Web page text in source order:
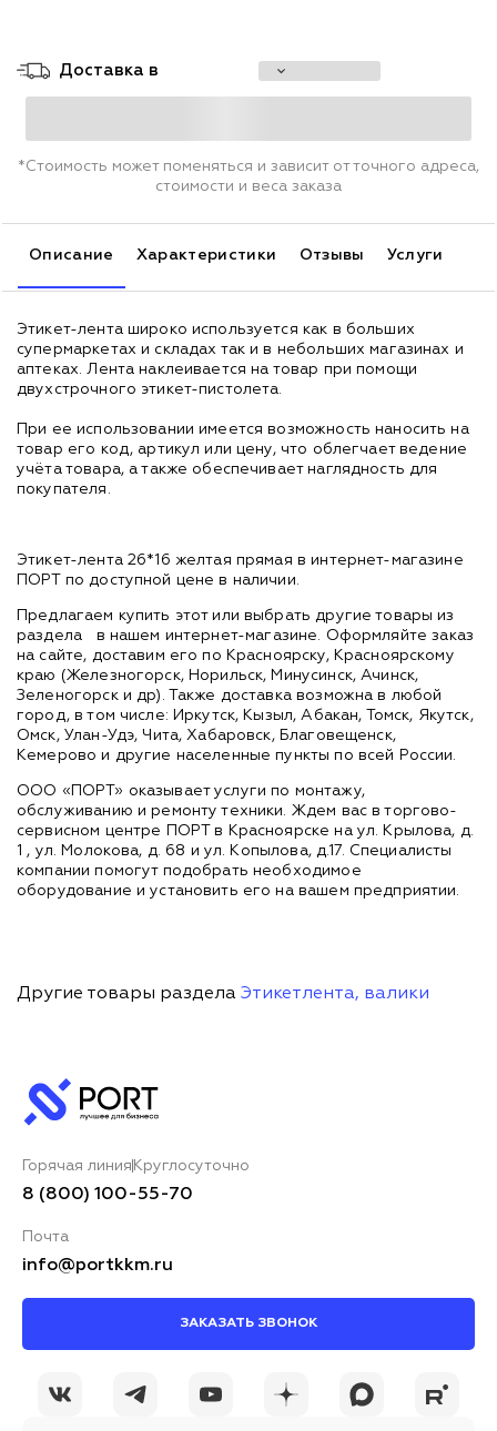
Доставка в
*Стоимость может поменяться и зависит от точного адреса,
стоимости и веса заказа
Описание Характеристики Отзывы Услуги
Этикет-лента широко используется как в больших
супермаркетах и складах так и в небольших магазинах и
аптеках. Лента наклеивается на товар при помощи
двухстрочного этикет-пистолета.
При ее использовании имеется возможность наносить на
товар его код, артикул или цену, что облегчает ведение
учёта товара, а также обеспечивает наглядность для
покупателя.
Этикет-лента 26*16 желтая прямая в интернет-магазине
ПОРТ по доступной цене в наличии.
Предлагаем купить этот или выбрать другие товары из
раздела
в нашем интернет-магазине. Оформляйте заказ
на сайте, доставим его по Красноярску, Красноярскому
краю (Железногорск, Норильск, Минусинск, Ачинск,
Зеленогорск и др). Также доставка возможна в любой
город, в том числе: Иркутск, Кызыл, Абакан, Томск, Якутск,
Омск, Улан-Удэ, Чита, Хабаровск, Благовещенск,
Кемерово и другие населенные пункты по всей России.
ООО «ПОРТ» оказывает услуги по монтажу,
обслуживанию и ремонту техники. Ждем вас в торгово-
сервисном центре ПОРТ в Красноярске на ул. Крылова, д.
1 , ул. Молокова, д. 68 и ул. Копылова, д.17. Специалисты
компании помогут подобрать необходимое
оборудование и установить его на вашем предприятии.
Другие товары раздела Этикетлента, валики
Горячая линия Круглосуточно
8 (800) 100-55-70
Почта
info@portkkm.ru
ЗАКАЗАТЬ ЗВОНОК